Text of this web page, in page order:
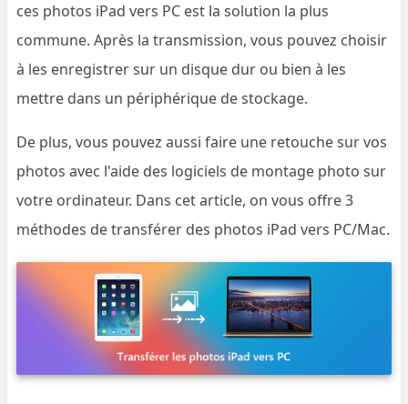
ces photos iPad vers PC est la solution la plus
commune. Après la transmission, vous pouvez choisir
à les enregistrer sur un disque dur ou bien à les
mettre dans un périphérique de stockage.
De plus, vous pouvez aussi faire une retouche sur vos
photos avec l'aide des logiciels de montage photo sur
votre ordinateur. Dans cet article, on vous offre 3
méthodes de transférer des photos iPad vers PC/Mac.